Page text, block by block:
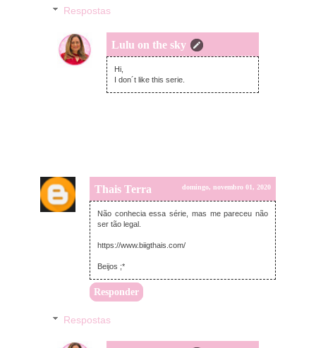
Respostas
Lulu on the sky
segunda-feira, novembro 02, 2020
Hi,
I don´t like this serie.
Thais Terra domingo, novembro 01, 2020
Não conhecia essa série, mas me pareceu não
ser tão legal.
https://www.biigthais.com/
Beijos ;*
Responder
Respostas